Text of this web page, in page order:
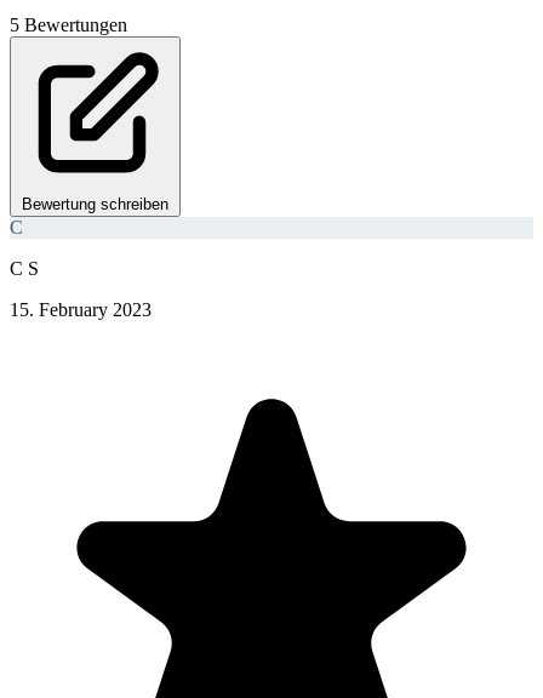
5 Bewertungen
Bewertung schreiben
C
C S
15. February 2023